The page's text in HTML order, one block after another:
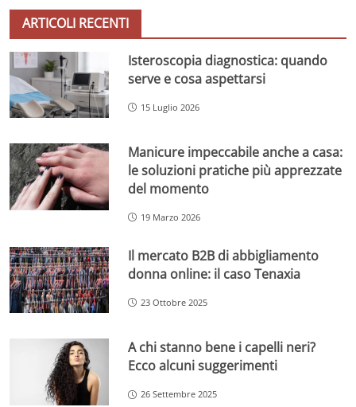
ARTICOLI RECENTI
Isteroscopia diagnostica: quando
serve e cosa aspettarsi
15 Luglio 2026
Manicure impeccabile anche a casa:
le soluzioni pratiche più apprezzate
del momento
19 Marzo 2026
Il mercato B2B di abbigliamento
donna online: il caso Tenaxia
23 Ottobre 2025
A chi stanno bene i capelli neri?
Ecco alcuni suggerimenti
26 Settembre 2025